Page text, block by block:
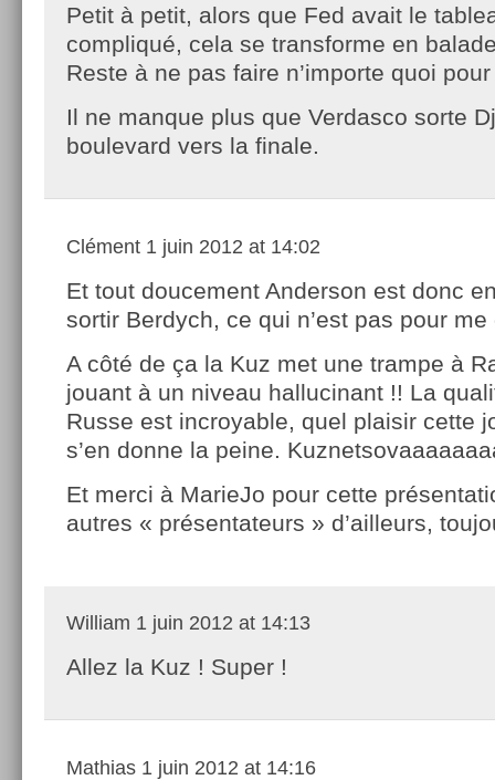
Petit à petit, alors que Fed avait le
compliqué, cela se transforme en
Reste à ne pas faire n’importe quoi
Il ne manque plus que Verdasco sorte
boulevard vers la finale.
Clément 1 juin 2012 at 14:02
Et tout doucement Anderson est donc
sortir Berdych, ce qui n’est pas pour
A côté de ça la Kuz met une trampe à
jouant à un niveau hallucinant !! La
Russe est incroyable, quel plaisir cette
s’en donne la peine.
Et merci à MarieJo pour cette
autres « présentateurs » d’ailleurs,
William 1 juin 2012 at 14:13
Allez la Kuz ! Super !
Mathias 1 juin 2012 at 14:16